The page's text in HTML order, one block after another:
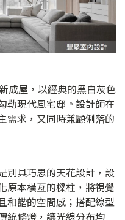
成屋，以經典的黑白灰色
勒現代風宅邸。設計師在
需求，又同時兼顧俐落的
別具巧思的天花設計，設
原本橫亙的樑柱，將視覺
和諧的空間感；搭配線型
統條燈，讓光線分布均